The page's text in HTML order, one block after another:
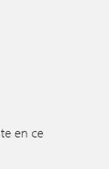
en ce